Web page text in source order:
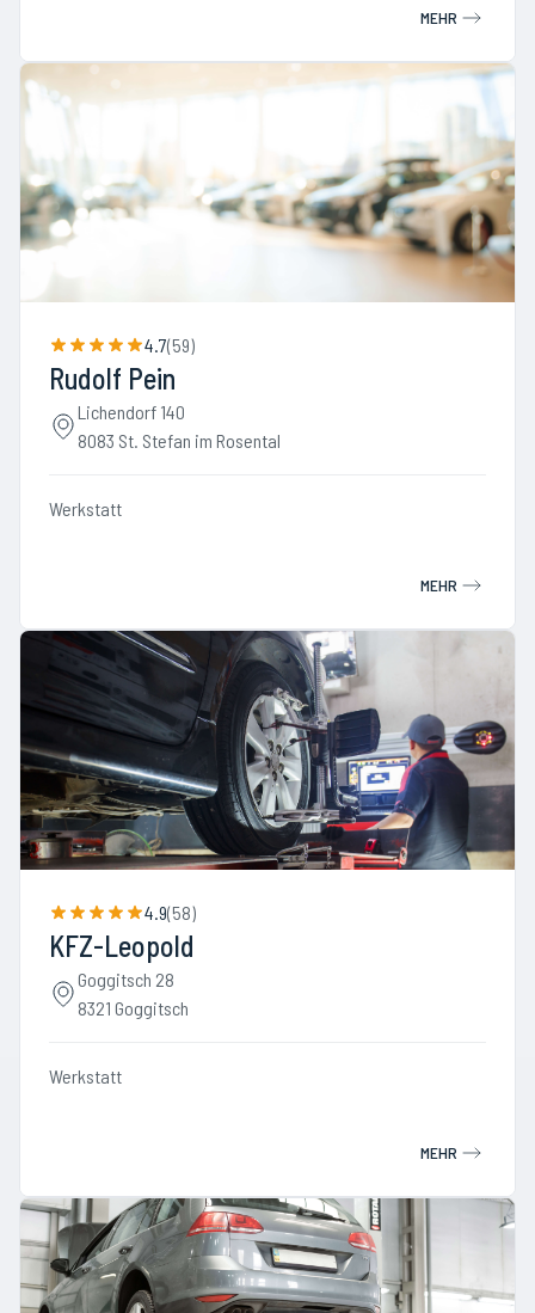
MEHR
4.7(59)
Rudolf Pein
Lichendorf 140
8083 St. Stefan im Rosental
Werkstatt
MEHR
4.9(58)
KFZ-Leopold
Goggitsch 28
8321 Goggitsch
Werkstatt
MEHR